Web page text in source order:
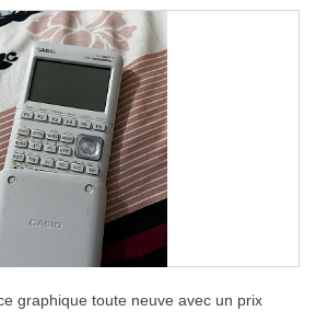
graphique toute neuve avec un prix